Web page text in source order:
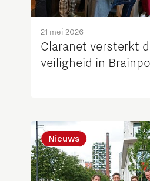
21 mei 2026
Claranet versterkt
veiligheid in
Nieuws